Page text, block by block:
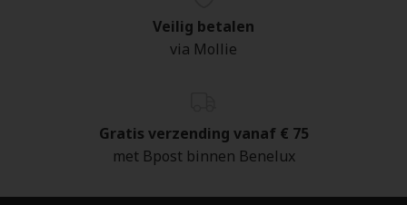
Veilig betalen
via Mollie
Gratis verzending vanaf € 75
met Bpost binnen Benelux